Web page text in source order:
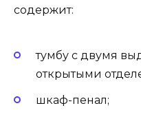
содержит:
тумбу с двумя
открытыми
шкаф-пенал;